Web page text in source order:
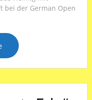
bei der German Open